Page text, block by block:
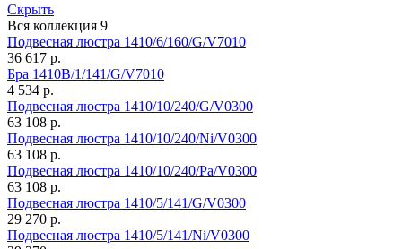
Скрыть
Вся коллекция 9
Подвесная люстра 1410/6/160/G/V7010
36 617 р.
Бра 1410B/1/141/G/V7010
4 534 р.
Подвесная люстра 1410/10/240/G/V0300
63 108 р.
Подвесная люстра 1410/10/240/Ni/V0300
63 108 р.
Подвесная люстра 1410/10/240/Pa/V0300
63 108 р.
Подвесная люстра 1410/5/141/G/V0300
29 270 р.
Подвесная люстра 1410/5/141/Ni/V0300